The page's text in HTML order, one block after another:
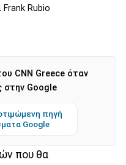
Frank Rubio
CNN Greece όταν
στην Google
πηγή
Google
που θα